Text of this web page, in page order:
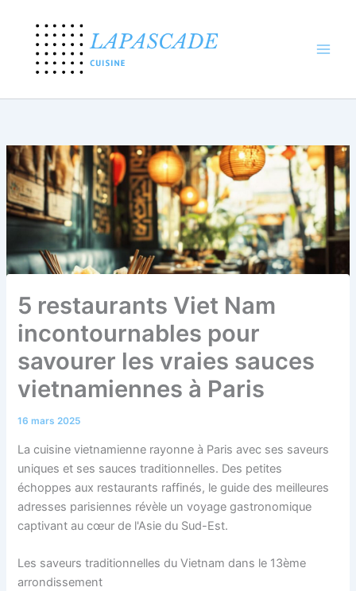
contenu
5 restaurants Viet Nam
incontournables pour
savourer les vraies sauces
vietnamiennes à Paris
16 mars 2025
La cuisine vietnamienne rayonne à Paris avec ses saveurs
uniques et ses sauces traditionnelles. Des petites
échoppes aux restaurants raffinés, le guide des meilleures
adresses parisiennes révèle un voyage gastronomique
captivant au cœur de l'Asie du Sud-Est.
Les saveurs traditionnelles du Vietnam dans le 13ème
arrondissement